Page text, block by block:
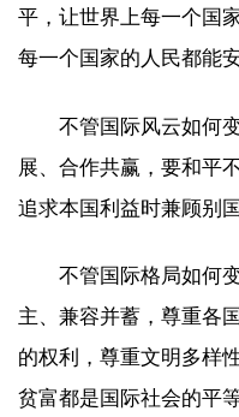
平，让世界上每一个国
每一个国家的人民都能
不管国际风云如何
展、合作共赢，要和平
追求本国利益时兼顾别
不管国际格局如何
主、兼容并蓄，尊重各
的权利，尊重文明多样
贫富都是国际社会的平